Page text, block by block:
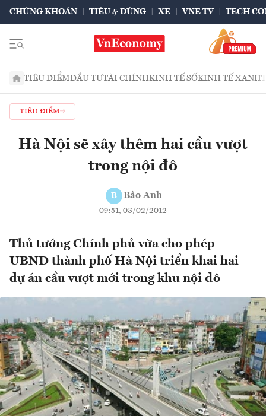
CHỨNG KHOÁN TIÊU & DÙNG XE VNE TV TECH
TIÊU ĐIỂMĐẦU TƯTÀI CHÍNHKINH TẾ SỐKINH TẾ XANH
TIÊU ĐIỂM
Hà Nội sẽ xây thêm hai cầu vượt
trong nội đô
B Bảo Anh
09:51, 03/02/2012
Thủ tướng Chính phủ vừa cho phép
UBND thành phố Hà Nội triển khai hai
dự án cầu vượt mới trong khu nội đô